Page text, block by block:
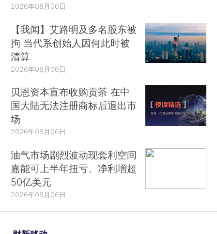
2026年08月06日
【我闻】艾路明及多名股东被
拘 当代系创始人因何此时被
清算
2026年08月06日
贝恩资本宣布收购贡茶 在中
国大陆无法注册商标后退出市
场
2026年08月06日
油气市场剧烈波动现套利空间
嘉能可上半年扭亏、净利增超
50亿美元
2026年08月06日